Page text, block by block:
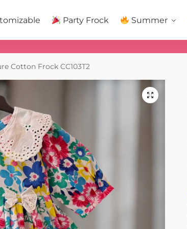
Party Frock Summer
Cotton Frock CC103T2